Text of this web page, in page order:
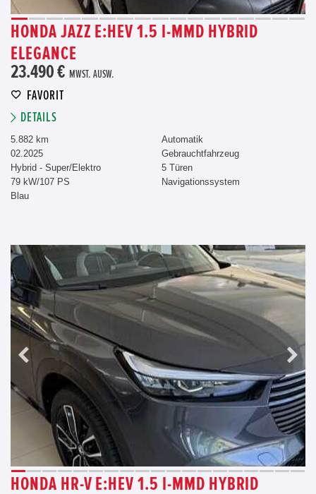
HONDA JAZZ E:HEV 1.5 I-MMD HYBRID
ELEGANCE
23.490 € MWST. AUSW.
FAVORIT
DETAILS
5.882 km
02.2025
Hybrid - Super/Elektro
79 kW/107 PS
Blau
Automatik
Gebrauchtfahrzeug
5 Türen
Navigationssystem
HONDA HR-V E:HEV 1.5 I-MMD HYBRID